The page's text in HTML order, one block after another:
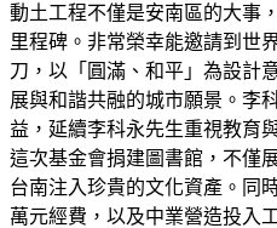
動土工程不僅是安南區的大事
里程碑。非常榮幸能邀請到世
刀，以「圓滿、和平」為設計
展與和諧共融的城市願景。李
益，延續李科永先生重視教育
這次基金會捐建圖書館，不僅
台南注入珍貴的文化資產。同
萬元經費，以及中業營造投入